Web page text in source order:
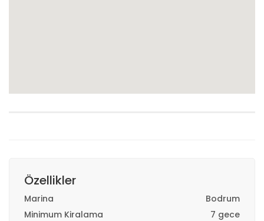
Özellikler
Marina
Bodrum
Minimum Kiralama
7 gece